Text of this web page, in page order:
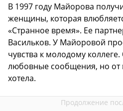
В 1997 году Майорова
женщины, которая
«Странное время». Ее
Васильков. У Майоровой
чувства к молодому
любовные сообщения, но от
хотела.